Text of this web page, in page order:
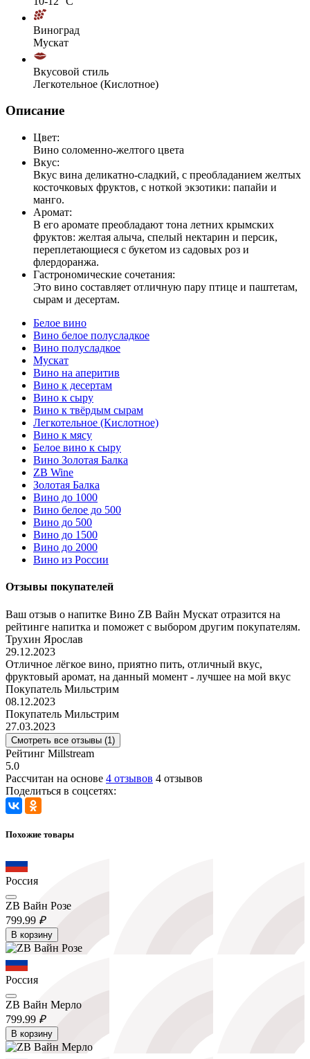
Виноград
Мускат
Вкусовой стиль
Легкотельное (Кислотное)
Описание
Цвет:
Вино соломенно-желтого цвета
Вкус:
Вкус вина деликатно-сладкий, с преобладанием желтых
косточковых фруктов, с ноткой экзотики: папайи и
манго.
Аромат:
В его аромате преобладают тона летних крымских
фруктов: желтая алыча, спелый нектарин и персик,
переплетающиеся с букетом из садовых роз и
флердоранжа.
Гастрономические сочетания:
Это вино составляет отличную пару птице и паштетам,
сырам и десертам.
Белое вино
Вино белое полусладкое
Вино полусладкое
Мускат
Вино на аперитив
Вино к десертам
Вино к сыру
Вино к твёрдым сырам
Легкотельное (Кислотное)
Вино к мясу
Белое вино к сыру
Вино Золотая Балка
ZB Wine
Золотая Балка
Вино до 1000
Вино белое до 500
Вино до 500
Вино до 1500
Вино до 2000
Вино из России
Отзывы покупателей
Ваш отзыв о напитке Вино ZB Вайн Мускат отразится на
рейтинге напитка и поможет с выбором другим покупателям.
Трухин Ярослав
29.12.2023
Отличное лёгкое вино, приятно пить, отличный вкус,
фруктовый аромат, на данный момент - лучшее на мой вкус
Покупатель Мильстрим
08.12.2023
Покупатель Мильстрим
27.03.2023
Смотреть все отзывы (1)
Рейтинг Millstream
5.0
Рассчитан на основе 4 отзывов 4 отзывов
Поделиться в соцсетях:
Похожие товары
Россия
ZB Вайн Розе
799.99 ₽
В корзину
Россия
ZB Вайн Мерло
799.99 ₽
В корзину